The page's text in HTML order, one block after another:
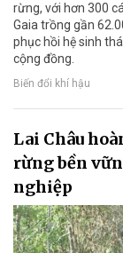
rừng, với hơn 300
Gaia trồng gần
phục hồi hệ sinh
cộng đồng.
Biến đổi khí hậu
Lai Châu
rừng bền
nghiệp